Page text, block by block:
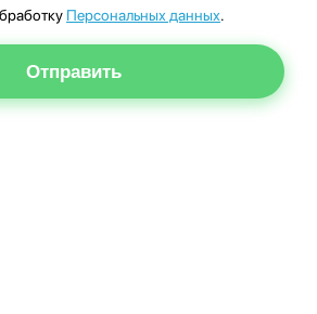
Персональных данных.
Отправить